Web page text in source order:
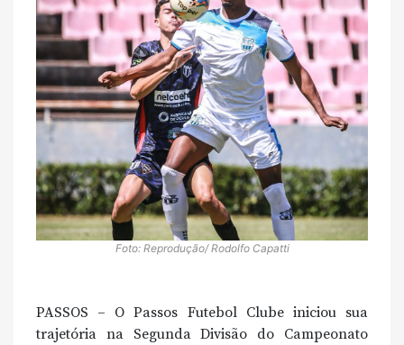
Foto: Reprodução/ Rodolfo Capatti
PASSOS – O Passos Futebol Clube iniciou sua
trajetória na Segunda Divisão do Campeonato